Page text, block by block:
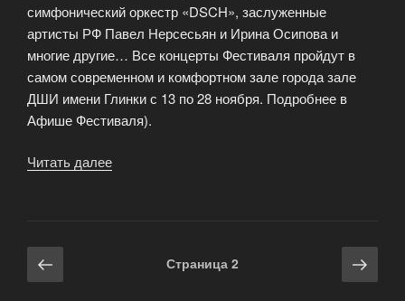
симфонический оркестр «DSCH», заслуженные
артисты РФ Павел Нерсесьян и Ирина Осипова и
многие другие… Все концерты Фестиваля пройдут в
самом современном и комфортном зале города зале
ДШИ имени Глинки с 13 по 28 ноября. Подробнее в
Афише Фестиваля).
Читать далее
Навигация
по
Предыдущая
страница
Страница 2